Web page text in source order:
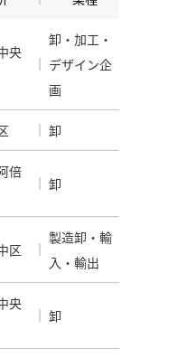
央
卸・加工・
デザイン企
画
卸
倍
卸
区
製造卸・輸
入・輸出
央
卸